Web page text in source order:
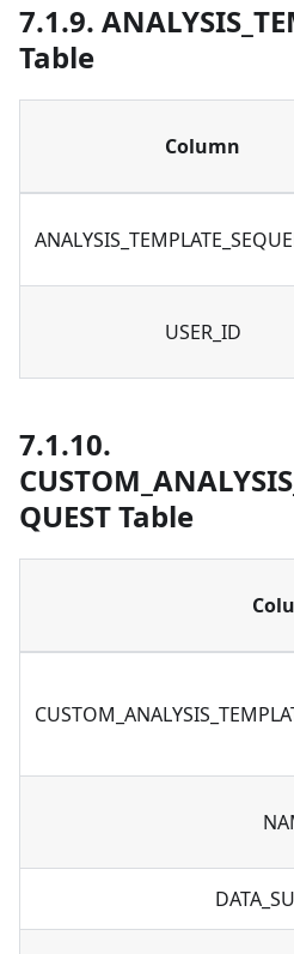
7.1.9.
Table
Column
USER_ID
7.1.10.
QUEST Table